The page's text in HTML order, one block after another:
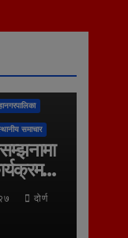
समाचार
दोर्ण